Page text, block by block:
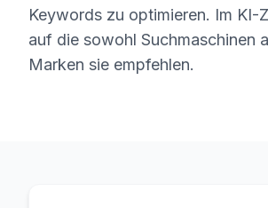
Keywords zu optimieren. Im KI-
auf die sowohl Suchmaschinen
Marken sie empfehlen.